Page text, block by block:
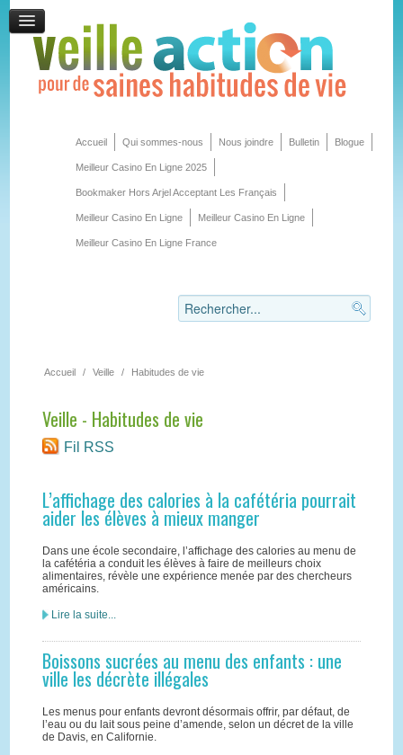
Accueil Qui sommes-nous Nous joindre Bulletin Blogue
Meilleur Casino En Ligne 2025
Bookmaker Hors Arjel Acceptant Les Français
Meilleur Casino En Ligne Meilleur Casino En Ligne
Meilleur Casino En Ligne France
Accueil / Veille / Habitudes de vie
Veille - Habitudes de vie
Fil RSS
L’affichage des calories à la cafétéria pourrait
aider les élèves à mieux manger
Dans une école secondaire, l’affichage des calories au menu de
la cafétéria a conduit les élèves à faire de meilleurs choix
alimentaires, révèle une expérience menée par des chercheurs
américains.
Lire la suite...
Boissons sucrées au menu des enfants : une
ville les décrète illégales
Les menus pour enfants devront désormais offrir, par défaut, de
l’eau ou du lait sous peine d’amende, selon un décret de la ville
de Davis, en Californie.